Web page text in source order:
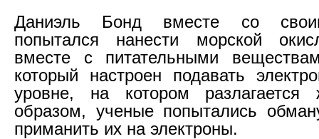
Даниэль Бонд вместе со
попытался нанести морской
вместе с питательными
который настроен подавать
уровне, на котором разлагается
образом, ученые попытались
приманить их на электроны.